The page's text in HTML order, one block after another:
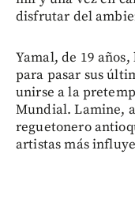
disfrutar del
Yamal, de 19
para pasar sus
unirse a la
Mundial. Lamine,
reguetonero
artistas más